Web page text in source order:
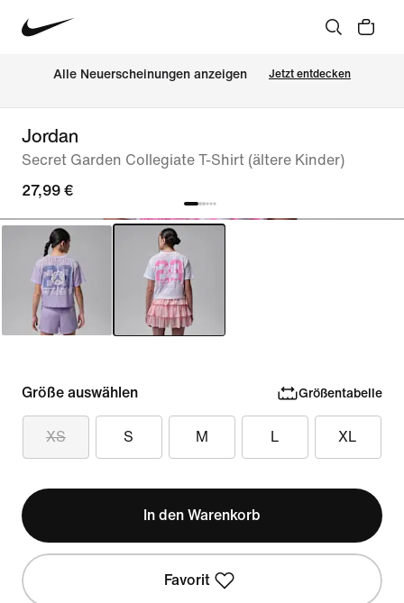
Alle Neuerscheinungen anzeigen Jetzt entdecken
Jordan
Secret Garden Collegiate T-Shirt (ältere Kinder)
27,99 €
Größe auswählen Größentabelle
XS S M L XL
In den Warenkorb
Favorit